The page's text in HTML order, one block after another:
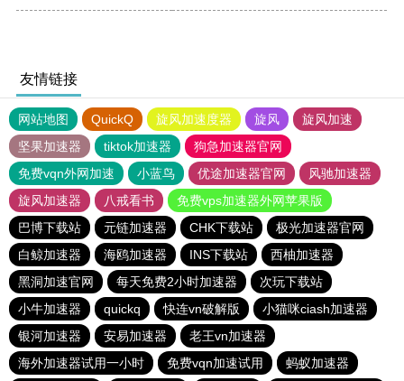
友情链接
网站地图 QuickQ 旋风加速度器 旋风
旋风加速
坚果加速器
tiktok加速器
狗急加速器官网
免费vqn外网加速
小蓝鸟 优途加速器官网
风驰加速器
旋风加速器
八戒看书
免费vps加速器外网苹果版
巴博下载站
元链加速器 CHK下载站
极光加速器官网
白鲸加速器
海鸥加速器 INS下载站
西柚加速器
黑洞加速官网
每天免费2小时加速器
次玩下载站
小牛加速器
quickq 快连vn破解版
小猫咪ciash加速器
银河加速器
安易加速器
老王vn加速器
海外加速器试用一小时
免费vqn加速试用 蚂蚁加速器